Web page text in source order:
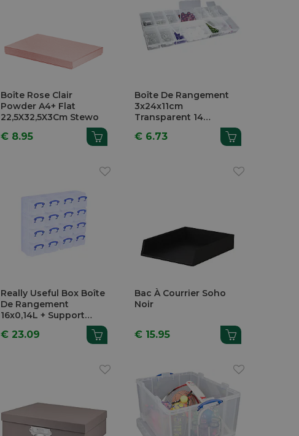
Boîte Rose Clair
Powder A4+ Flat
22,5X32,5X3Cm Stewo
€ 8.95
Boîte De Rangement
3x24x11cm
Transparent 14
€ 6.73
Really Useful Box Boîte
De Rangement
16x0,14L + Support
€ 23.09
Bac À Courrier Soho
Noir
€ 15.95